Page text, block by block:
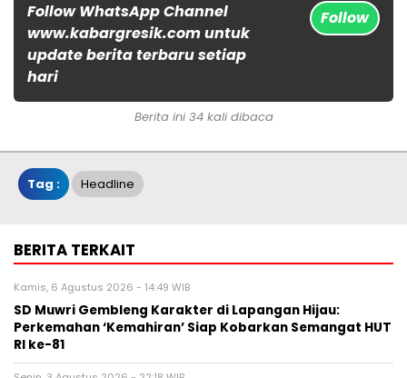
Follow WhatsApp Channel
www.kabargresik.com untuk
update berita terbaru setiap
hari
Follow
Berita ini 34 kali dibaca
Tag : Headline
BERITA TERKAIT
Kamis, 6 Agustus 2026 - 14:49 WIB
SD Muwri Gembleng Karakter di Lapangan Hijau:
Perkemahan ‘Kemahiran’ Siap Kobarkan Semangat HUT
RI ke-81